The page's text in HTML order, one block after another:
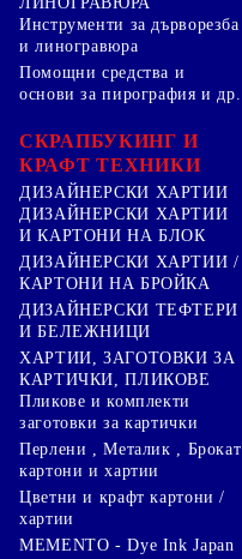
Инструменти за дърворезба
и линогравюра
Помощни средства и
основи за пирография и др.
СКРАПБУКИНГ И
КРАФТ ТЕХНИКИ
ДИЗАЙНЕРСКИ ХАРТИИ
ДИЗАЙНЕРСКИ ХАРТИИ
И КАРТОНИ НА БЛОК
ДИЗАЙНЕРСКИ ХАРТИИ /
КАРТОНИ НА БРОЙКА
ДИЗАЙНЕРСКИ ТЕФТЕРИ
И БЕЛЕЖНИЦИ
ХАРТИИ, ЗАГОТОВКИ ЗА
КАРТИЧКИ, ПЛИКОВЕ
Пликове и комплекти
заготовки за картички
Перлени , Металик , Брокат
картони и хартии
Цветни и крафт картони /
хартии
MEMENTO - Dye Ink Japan